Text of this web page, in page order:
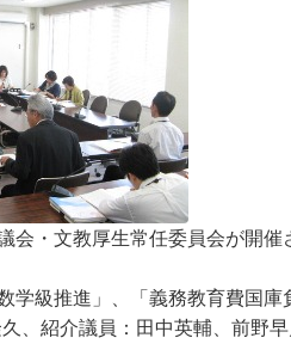
会・文教厚生常任委員会が開
級推進」、「義務教育費国庫
、紹介議員：田中英輔、前野早